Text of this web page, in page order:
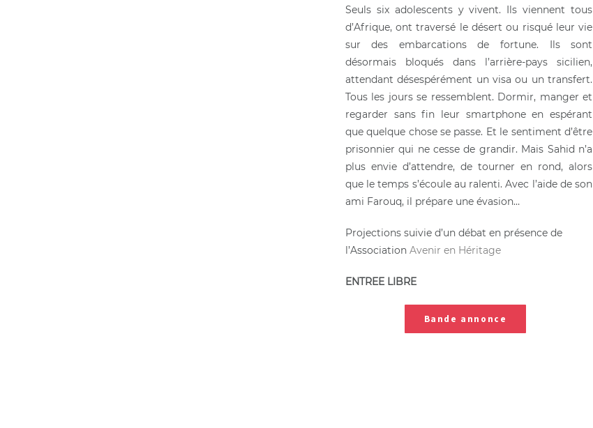
Seuls six adolescents y vivent. Ils viennent tous
d’Afrique, ont traversé le désert ou risqué leur vie
sur des embarcations de fortune. Ils sont
désormais bloqués dans l’arrière-pays sicilien,
attendant désespérément un visa ou un transfert.
Tous les jours se ressemblent. Dormir, manger et
regarder sans fin leur smartphone en espérant
que quelque chose se passe. Et le sentiment d’être
prisonnier qui ne cesse de grandir. Mais Sahid n’a
plus envie d’attendre, de tourner en rond, alors
que le temps s’écoule au ralenti. Avec l’aide de son
ami Farouq, il prépare une évasion…
Projections suivie d’un débat en présence de
l’Association Avenir en Héritage
ENTREE LIBRE
Bande annonce